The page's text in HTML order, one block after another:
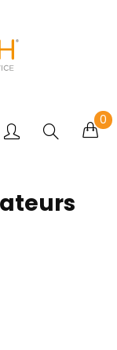
0